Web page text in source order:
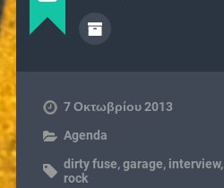
7 Οκτωβρίου 2013
Agenda
dirty fuse,garage, interview,
rock